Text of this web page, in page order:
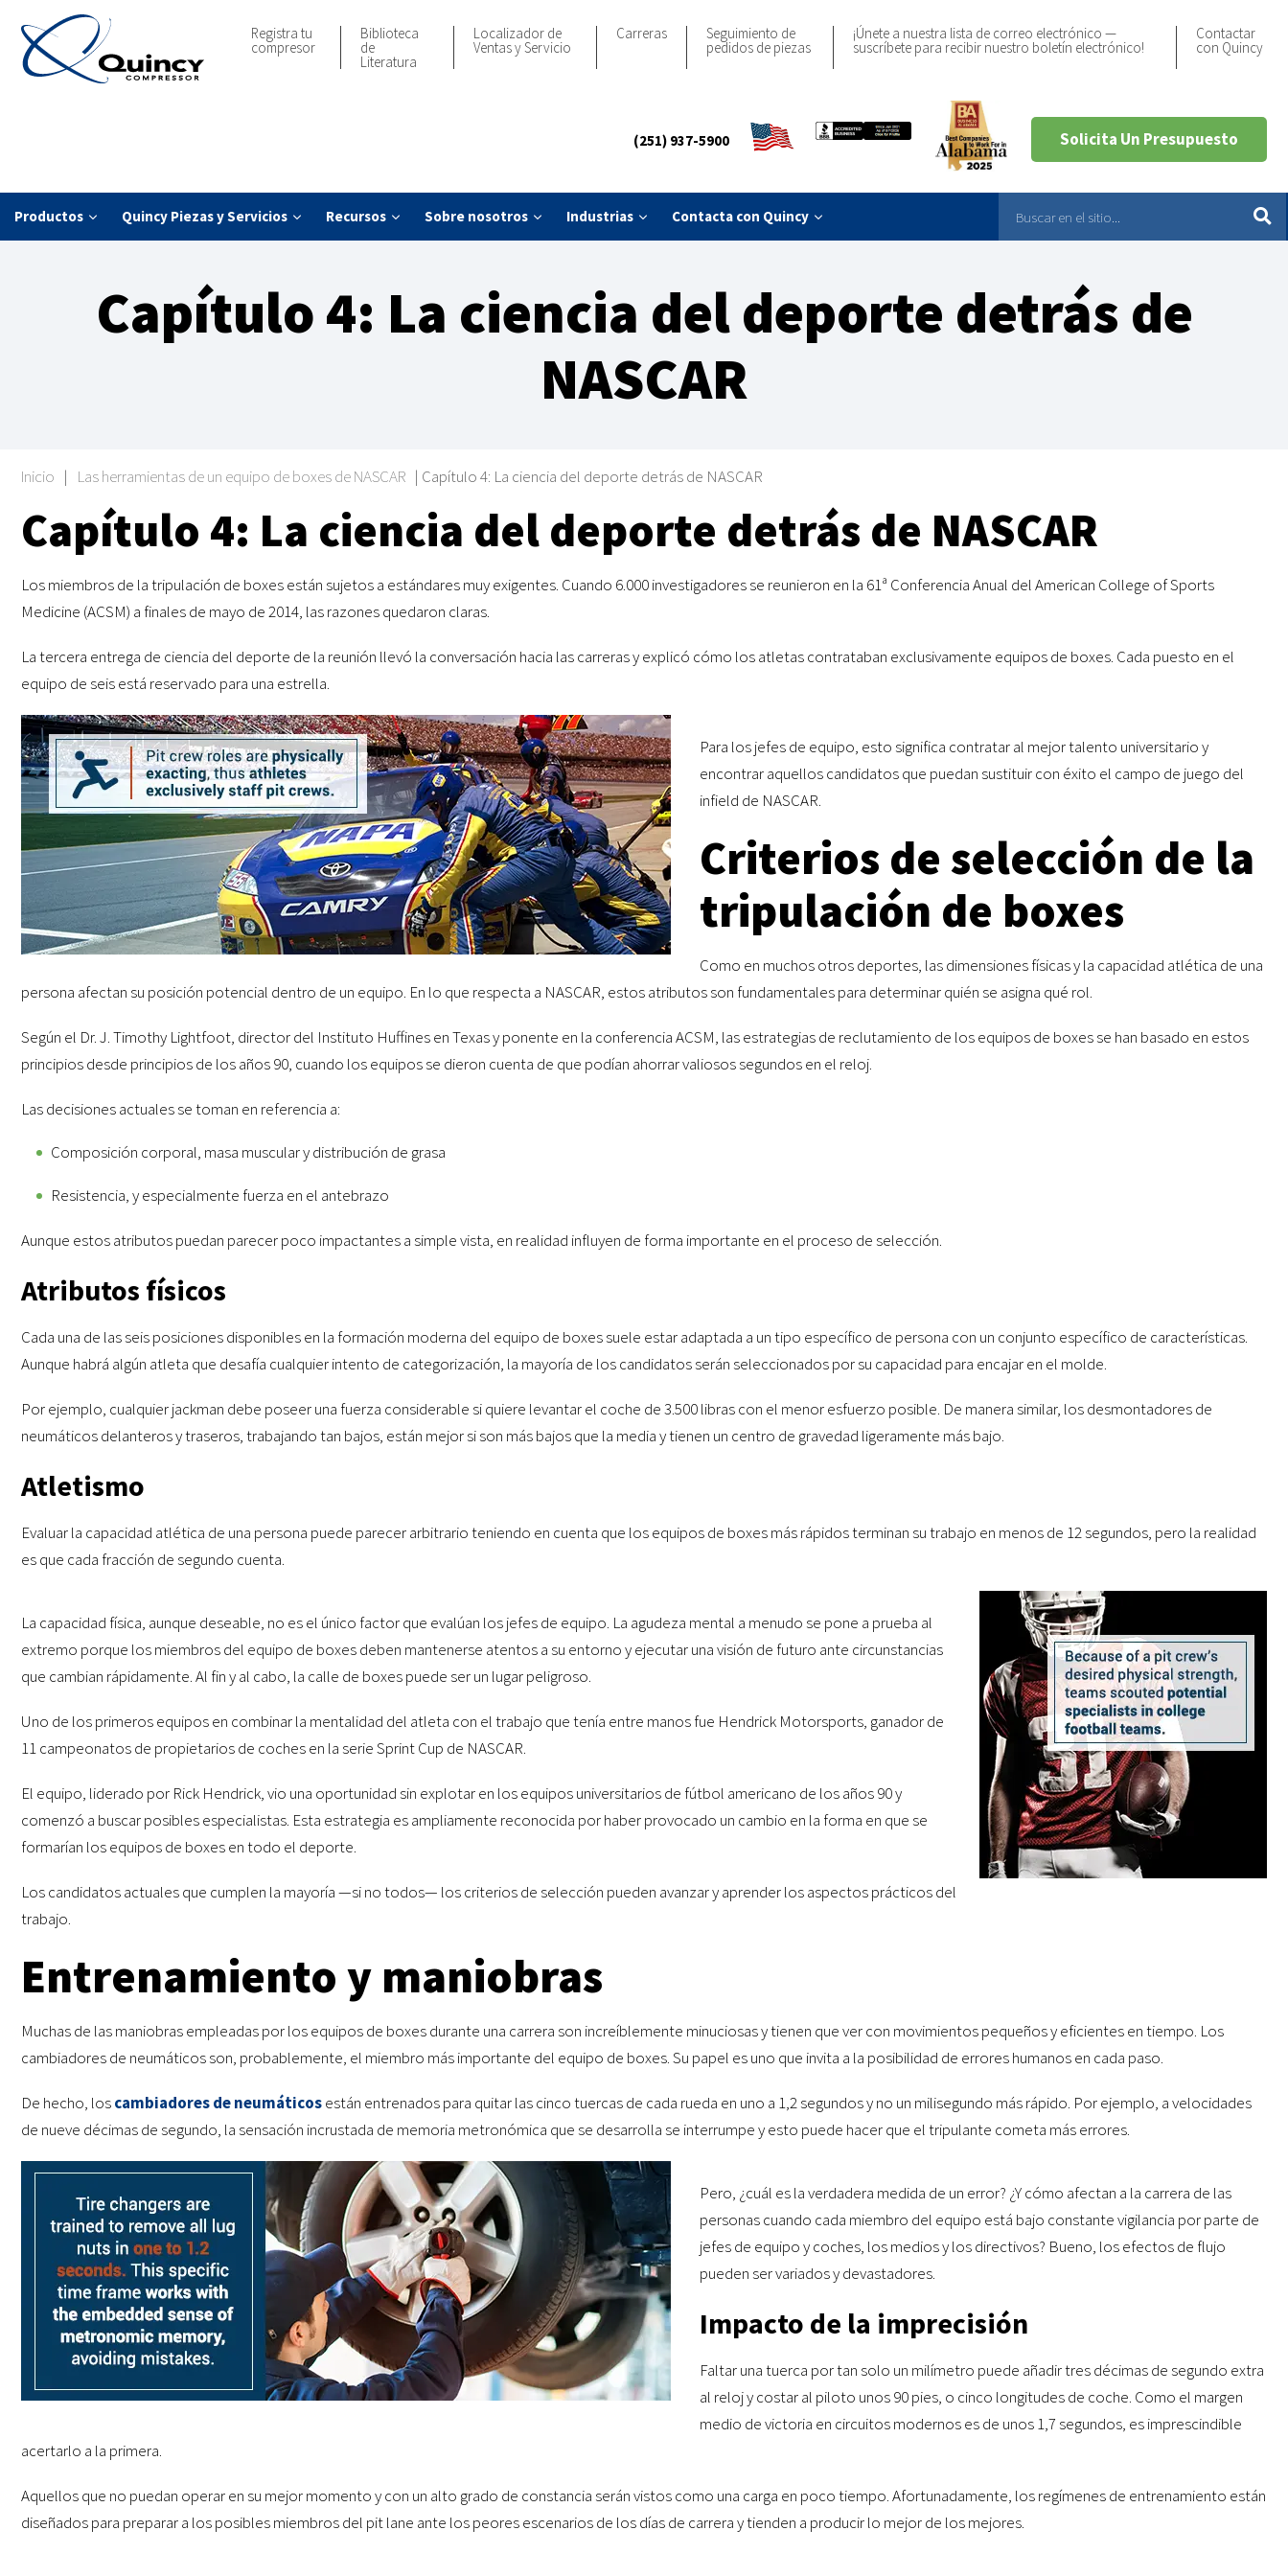
Registra tu
compresor
Biblioteca
de
Literatura
Localizador de
Ventas y Servicio
Carreras Seguimiento de
pedidos de piezas
¡Únete a nuestra lista de correo electrónico —
suscríbete para recibir nuestro boletín electrónico!
Contactar
con Quincy
(251) 937-5900 Solicita Un Presupuesto
Productos Quincy Piezas y Servicios Recursos Sobre nosotros Industrias Contacta con Quincy
Capítulo 4: La ciencia del deporte detrás de
NASCAR
Inicio | Las herramientas de un equipo de boxes de NASCAR | Capítulo 4: La ciencia del deporte detrás de NASCAR
Capítulo 4: La ciencia del deporte detrás de NASCAR
Los miembros de la tripulación de boxes están sujetos a estándares muy exigentes. Cuando 6.000 investigadores se reunieron en la 61ª Conferencia Anual del American College of Sports
Medicine (ACSM) a finales de mayo de 2014, las razones quedaron claras.
La tercera entrega de ciencia del deporte de la reunión llevó la conversación hacia las carreras y explicó cómo los atletas contrataban exclusivamente equipos de boxes. Cada puesto en el
equipo de seis está reservado para una estrella.
Para los jefes de equipo, esto significa contratar al mejor talento universitario y
encontrar aquellos candidatos que puedan sustituir con éxito el campo de juego del
infield de NASCAR.
Criterios de selección de la
tripulación de boxes
Como en muchos otros deportes, las dimensiones físicas y la capacidad atlética de una
persona afectan su posición potencial dentro de un equipo. En lo que respecta a NASCAR, estos atributos son fundamentales para determinar quién se asigna qué rol.
Según el Dr. J. Timothy Lightfoot, director del Instituto Huffines en Texas y ponente en la conferencia ACSM, las estrategias de reclutamiento de los equipos de boxes se han basado en estos
principios desde principios de los años 90, cuando los equipos se dieron cuenta de que podían ahorrar valiosos segundos en el reloj.
Las decisiones actuales se toman en referencia a:
Composición corporal, masa muscular y distribución de grasa
Resistencia, y especialmente fuerza en el antebrazo
Aunque estos atributos puedan parecer poco impactantes a simple vista, en realidad influyen de forma importante en el proceso de selección.
Atributos físicos
Cada una de las seis posiciones disponibles en la formación moderna del equipo de boxes suele estar adaptada a un tipo específico de persona con un conjunto específico de características.
Aunque habrá algún atleta que desafía cualquier intento de categorización, la mayoría de los candidatos serán seleccionados por su capacidad para encajar en el molde.
Por ejemplo, cualquier jackman debe poseer una fuerza considerable si quiere levantar el coche de 3.500 libras con el menor esfuerzo posible. De manera similar, los desmontadores de
neumáticos delanteros y traseros, trabajando tan bajos, están mejor si son más bajos que la media y tienen un centro de gravedad ligeramente más bajo.
Atletismo
Evaluar la capacidad atlética de una persona puede parecer arbitrario teniendo en cuenta que los equipos de boxes más rápidos terminan su trabajo en menos de 12 segundos, pero la realidad
es que cada fracción de segundo cuenta.
La capacidad física, aunque deseable, no es el único factor que evalúan los jefes de equipo. La agudeza mental a menudo se pone a prueba al
extremo porque los miembros del equipo de boxes deben mantenerse atentos a su entorno y ejecutar una visión de futuro ante circunstancias
que cambian rápidamente. Al fin y al cabo, la calle de boxes puede ser un lugar peligroso.
Uno de los primeros equipos en combinar la mentalidad del atleta con el trabajo que tenía entre manos fue Hendrick Motorsports, ganador de
11 campeonatos de propietarios de coches en la serie Sprint Cup de NASCAR.
El equipo, liderado por Rick Hendrick, vio una oportunidad sin explotar en los equipos universitarios de fútbol americano de los años 90 y
comenzó a buscar posibles especialistas. Esta estrategia es ampliamente reconocida por haber provocado un cambio en la forma en que se
formarían los equipos de boxes en todo el deporte.
Los candidatos actuales que cumplen la mayoría —si no todos— los criterios de selección pueden avanzar y aprender los aspectos prácticos del
trabajo.
Entrenamiento y maniobras
Muchas de las maniobras empleadas por los equipos de boxes durante una carrera son increíblemente minuciosas y tienen que ver con movimientos pequeños y eficientes en tiempo. Los
cambiadores de neumáticos son, probablemente, el miembro más importante del equipo de boxes. Su papel es uno que invita a la posibilidad de errores humanos en cada paso.
De hecho, loscambiadores de neumáticosestán entrenados para quitar las cinco tuercas de cada rueda en uno a 1,2 segundos y no un milisegundo más rápido. Por ejemplo, a velocidades
de nueve décimas de segundo, la sensación incrustada de memoria metronómica que se desarrolla se interrumpe y esto puede hacer que el tripulante cometa más errores.
Pero, ¿cuál es la verdadera medida de un error? ¿Y cómo afectan a la carrera de las
personas cuando cada miembro del equipo está bajo constante vigilancia por parte de
jefes de equipo y coches, los medios y los directivos? Bueno, los efectos de flujo
pueden ser variados y devastadores.
Impacto de la imprecisión
Faltar una tuerca por tan solo un milímetro puede añadir tres décimas de segundo extra
al reloj y costar al piloto unos 90 pies, o cinco longitudes de coche. Como el margen
medio de victoria en circuitos modernos es de unos 1,7 segundos, es imprescindible
acertarlo a la primera.
Aquellos que no puedan operar en su mejor momento y con un alto grado de constancia serán vistos como una carga en poco tiempo. Afortunadamente, los regímenes de entrenamiento están
diseñados para preparar a los posibles miembros del pit lane ante los peores escenarios de los días de carrera y tienden a producir lo mejor de los mejores.